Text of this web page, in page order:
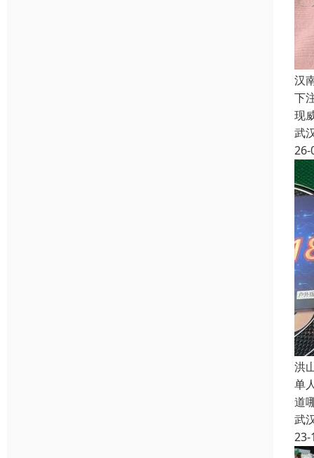
汉
下
现
武
26-
洪
单
道
武
23-